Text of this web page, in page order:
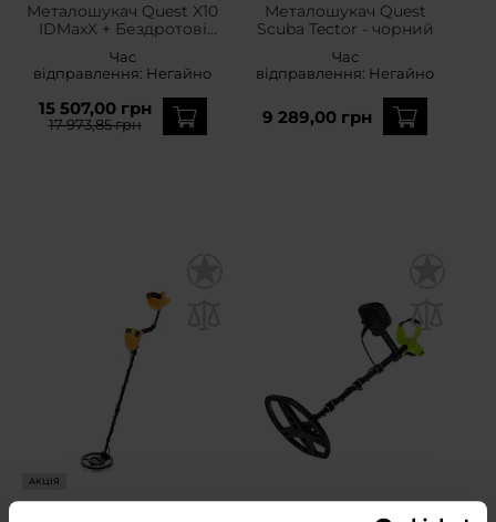
Металошукач Quest X10
IDMaxX + Бездротові
Час
відправлення: Негайно
15 507,00 грн
17 973,85 грн
Металошукач Quest
Scuba Tector - чорний
Час
відправлення: Негайно
9 289,00 грн
АКЦІЯ